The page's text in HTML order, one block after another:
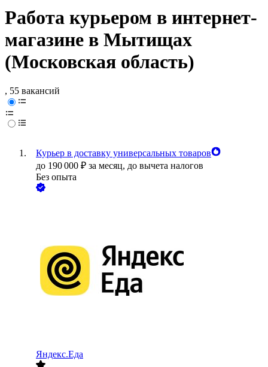
Работа курьером в интернет-
магазине в Мытищах
(Московская область)
, 55 вакансий
Курьер в доставку универсальных товаров
до 190 000 ₽ за месяц, до вычета налогов
Без опыта
Яндекс.Еда